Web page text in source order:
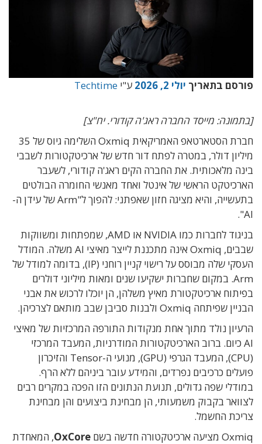
פורסם בתאריך יולי 2, 2026 ע"י Techtime
[בתמונה: מייסד החברה ראג'ה קודורי. יח"צ]
חברת הסטארטאפ האמריקאית Oxmiq השלימה גיוס של 35
מיליון דולר, במטרה לפתח דור חדש של ארכיטקטורות לשבבי
בינה מלאכותית. את החברה הקים ראג'ה קודורי, לשעבר
הארכיטקט הראשי של אינטל ואחד מאנשי החומרה הבולטים
בתעשייה, והיא מציגה חזון שאפתני: להפוך ל"Arm של עידן ה-
AI".
בניגוד לחברות כמו NVIDIA או AMD, שמפתחות ומשווקות
שבבים, Oxmiq אינה מתכננת לייצר מאיצי AI משלה. המודל
העסקי שלה מבוסס על רישוי קניין רוחני (IP), בדומה למודל של
Arm. במקום שחברות ישקיעו שנים ומאות מיליוני דולרים
בפיתוח ארכיטקטורת מאיץ משלהן, הן יוכלו לרכוש את אבני
הבניין שפיתחה Oxmiq ולבנות סביבן שבב מותאם לצרכיהן.
הרעיון נולד מתוך אחת מנקודות התורפה המרכזיות של מאיצי
AI כיום. ברוב הארכיטקטורות המודרניות, המעבד המרכזי
(CPU), המעבד הגרפי (GPU), מנועי ה-Tensor והזיכרון
פועלים כרכיבים נפרדים, והמידע עובר ביניהם ללא הרף.
במודלי שפה גדולים, תנועת הנתונים הזו הפכה במקרים רבים
לצוואר בקבוק משמעותי, הן מבחינת ביצועים והן מבחינת
צריכת החשמל.
Oxmiq מציעה ארכיטקטורה חדשה בשם
OxCore, המאחדת